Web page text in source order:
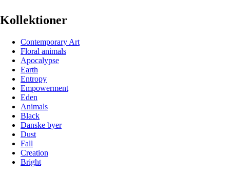
Kollektioner
Contemporary Art
Floral animals
Apocalypse
Earth
Entropy
Empowerment
Eden
Animals
Black
Danske byer
Dust
Fall
Creation
Bright